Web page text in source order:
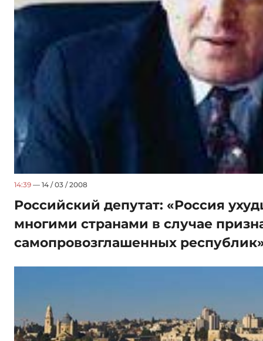
14:39 — 14 / 03 / 2008
Российский депутат: «Россия
многими странами в случае
самопровозглашенных